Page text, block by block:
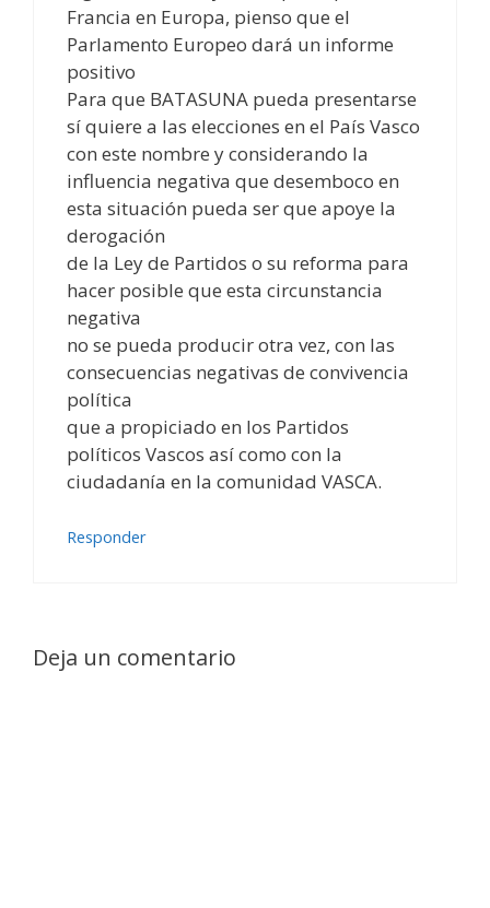
Francia en Europa, pienso que el
Parlamento Europeo dará un informe
positivo
Para que BATASUNA pueda presentarse
sí quiere a las elecciones en el País Vasco
con este nombre y considerando la
influencia negativa que desemboco en
esta situación pueda ser que apoye la
derogación
de la Ley de Partidos o su reforma para
hacer posible que esta circunstancia
negativa
no se pueda producir otra vez, con las
consecuencias negativas de convivencia
política
que a propiciado en los Partidos
políticos Vascos así como con la
ciudadanía en la comunidad VASCA.
Responder
Deja un comentario